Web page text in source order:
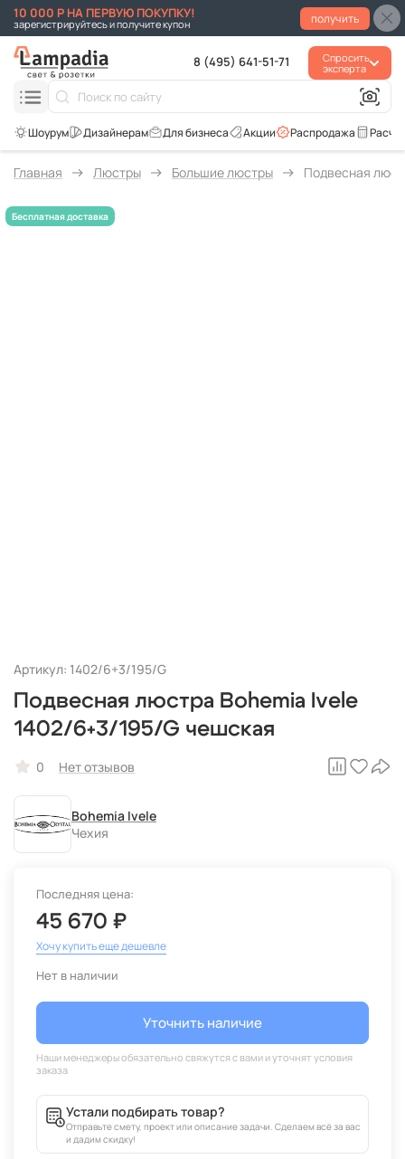
10 000 Р НА ПЕРВУЮ ПОКУПКУ!
зарегистрируйтесь и получите купон получить
8 (495) 641-51-71
Спросить
эксперта
Распродажа
Акции
Для бизнеса
Главная Люстры Большие люстры Подвесная
Артикул: 1402/6+3/195/G
Подвесная люстра Bohemia Ivele
1402/6+3/195/G чешская
0 Нет отзывов
Bohemia Ivele
Чехия
Последняя цена:
45 670 ₽
Хочу купить еще дешевле
Нет в наличии
Уточнить наличие
Устали подбирать товар?
Отправьте смету, проект или описание задачи. Сделаем всё за вас
и дадим скидку!